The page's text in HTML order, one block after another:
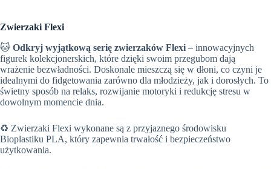
Zwierzaki Flexi
🐱 Odkryj wyjątkową serię zwierzaków Flexi – innowacyjnych
figurek kolekcjonerskich, które dzięki swoim przegubom dają
wrażenie bezwładności. Doskonale mieszczą się w dłoni, co czyni je
idealnymi do fidgetowania zarówno dla młodzieży, jak i dorosłych. To
świetny sposób na relaks, rozwijanie motoryki i redukcję stresu w
dowolnym momencie dnia.
♻️ Zwierzaki Flexi wykonane są z przyjaznego środowisku
Bioplastiku PLA, który zapewnia trwałość i bezpieczeństwo
użytkowania.